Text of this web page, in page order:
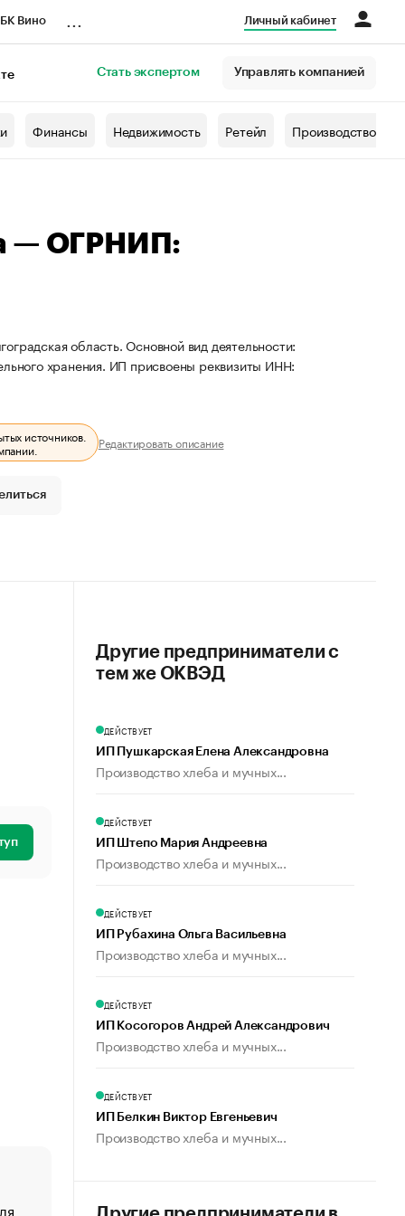
Вино Личный кабинет
Стать экспертом Управлять компанией
Финансы Недвижимость Ретейл Производство
— ОГРНИП:
область. Основной вид деятельности:
хранения. ИП присвоены реквизиты ИНН:
источников.
Редактировать описание
«От спорта тело стареет иначе». Как живет глава
Другие предприниматели с
тем же ОКВЭД
ДЕЙСТВУЕТ
ИП Пушкарская Елена Александровна
Производство хлеба и мучных...
ДЕЙСТВУЕТ
ИП Штепо Мария Андреевна
Производство хлеба и мучных...
ДЕЙСТВУЕТ
ИП Рубахина Ольга Васильевна
Производство хлеба и мучных...
ДЕЙСТВУЕТ
ИП Косогоров Андрей Александрович
Производство хлеба и мучных...
ДЕЙСТВУЕТ
ИП Белкин Виктор Евгеньевич
Производство хлеба и мучных...